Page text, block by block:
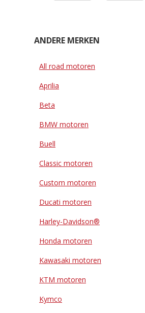
ANDERE MERKEN
All road motoren
Aprilia
Beta
BMW motoren
Buell
Classic motoren
Custom motoren
Ducati motoren
Harley-Davidson®
Honda motoren
Kawasaki motoren
KTM motoren
Kymco